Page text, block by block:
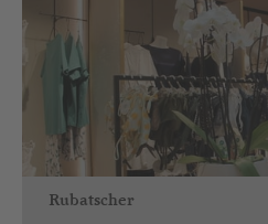
Rubatscher